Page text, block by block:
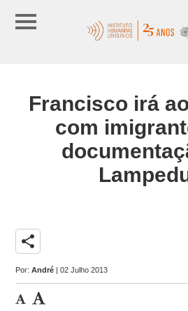
Francisco irá
com
share
Por:André | 02 Julho 2013